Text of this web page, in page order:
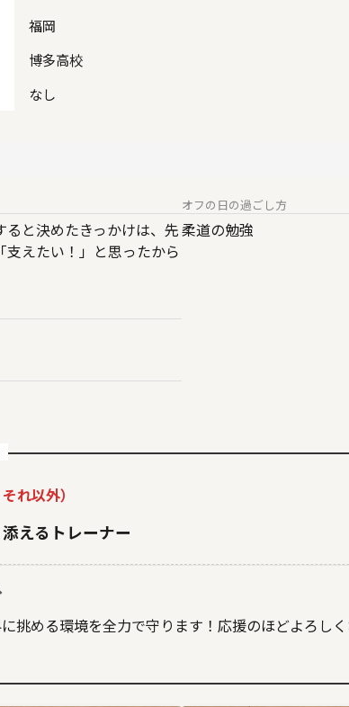
福岡
博多高校
なし
と決めたきっかけは、先
支えたい！」と思ったから
オフの日の過ごし方
柔道の勉強
れ以外）
えるトレーナー
挑める環境を全力で守ります！応援のほどよろしく